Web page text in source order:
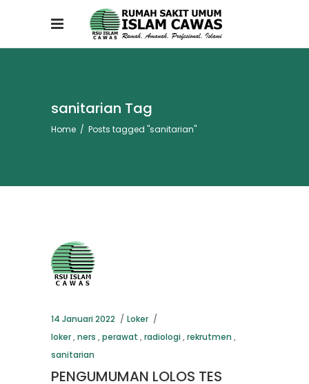
sanitarian Tag
Home / Posts tagged "sanitarian"
14 Januari 2022
Loker
loker,ners ,perawat ,radiologi,rekrutmen ,
sanitarian
PENGUMUMAN LOLOS TES